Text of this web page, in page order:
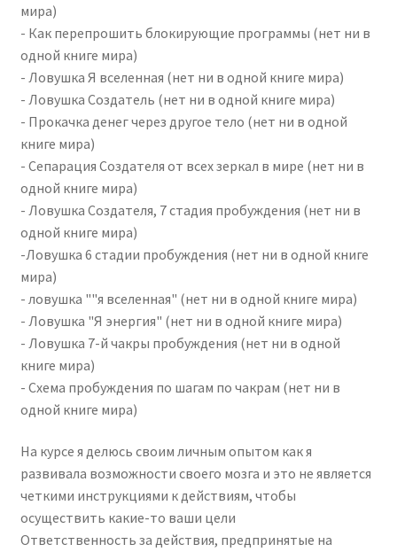
мира)
- Как перепрошить блокирующие программы (нет ни в
одной книге мира)
- Ловушка Я вселенная (нет ни в одной книге мира)
- Ловушка Создатель (нет ни в одной книге мира)
- Прокачка денег через другое тело (нет ни в одной
книге мира)
- Сепарация Создателя от всех зеркал в мире (нет ни в
одной книге мира)
- Ловушка Создателя, 7 стадия пробуждения (нет ни в
одной книге мира)
-Ловушка 6 стадии пробуждения (нет ни в одной книге
мира)
- ловушка ""я вселенная" (нет ни в одной книге мира)
- Ловушка "Я энергия" (нет ни в одной книге мира)
- Ловушка 7-й чакры пробуждения (нет ни в одной
книге мира)
- Схема пробуждения по шагам по чакрам (нет ни в
одной книге мира)
На курсе я делюсь своим личным опытом как я
развивала возможности своего мозга и это не является
четкими инструкциями к действиям, чтобы
осуществить какие-то ваши цели
Ответственность за действия, предпринятые на